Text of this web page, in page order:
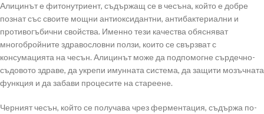
Алицинът е фитонутриент, съдържащ се в чесъна, който е добре
познат със своите мощни антиоксидантни, антибактериални и
противогъбични свойства. Именно тези качества обясняват
многобройните здравословни ползи, които се свързват с
консумацията на чесън. Алицинът може да подпомогне сърдечно-
съдовото здраве, да укрепи имунната система, да защити мозъчната
функция и да забави процесите на стареене.
Черният чесън, който се получава чрез ферментация, съдържа по-